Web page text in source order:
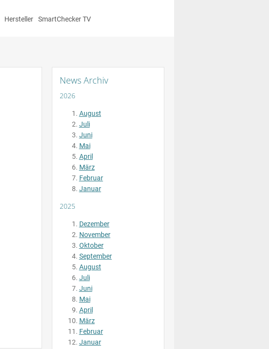
Hersteller SmartChecker TV
News Archiv
2026
August
Juli
Juni
Mai
April
März
Februar
Januar
2025
Dezember
November
Oktober
September
August
Juli
Juni
Mai
April
März
Februar
Januar